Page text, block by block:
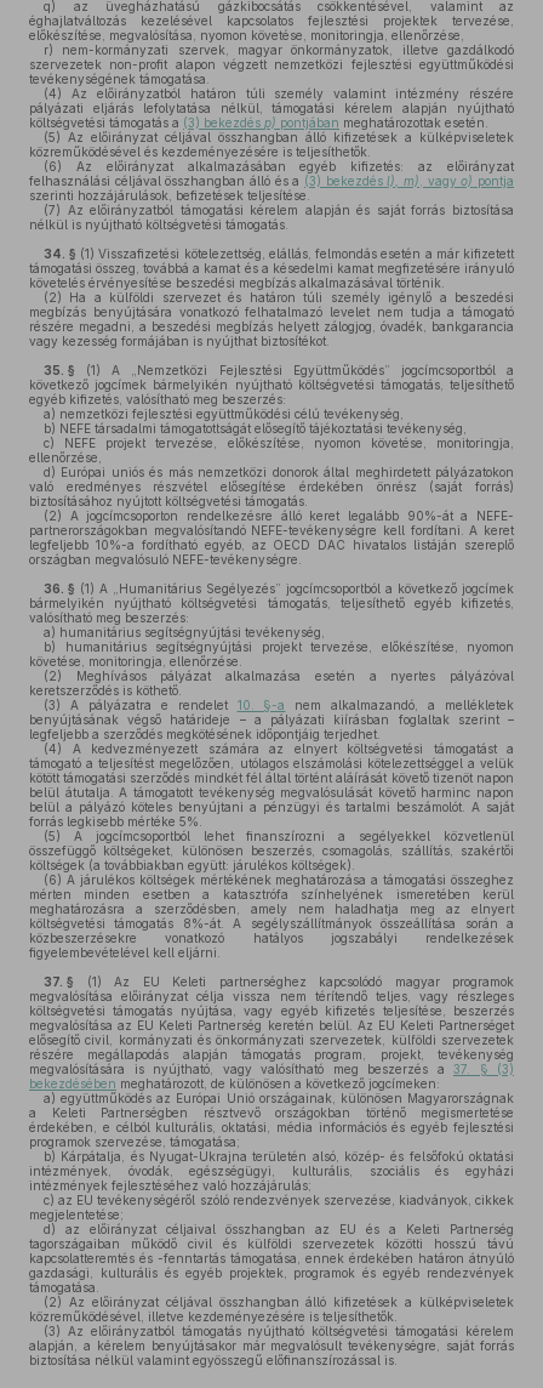
q) az üvegházhatású gázkibocsátás csökkentésével, valamint az
éghajlatváltozás kezelésével kapcsolatos fejlesztési projektek tervezése,
előkészítése, megvalósítása, nyomon követése, monitoringja, ellenőrzése,
r) nem-kormányzati szervek, magyar önkormányzatok, illetve gazdálkodó
szervezetek non-profit alapon végzett nemzetközi fejlesztési együttműködési
tevékenységének támogatása.
(4) Az előirányzatból határon túli személy valamint intézmény részére
pályázati eljárás lefolytatása nélkül, támogatási kérelem alapján nyújtható
költségvetési támogatás a (3) bekezdés p) pontjában meghatározottak esetén.
(5) Az előirányzat céljával összhangban álló kifizetések a külképviseletek
közreműködésével és kezdeményezésére is teljesíthetők.
(6) Az előirányzat alkalmazásában egyéb kifizetés: az előirányzat
felhasználási céljával összhangban álló és a (3) bekezdésl), m) , vagyo) pontja
szerinti hozzájárulások, befizetések teljesítése.
(7) Az előirányzatból támogatási kérelem alapján és saját forrás biztosítása
nélkül is nyújtható költségvetési támogatás.
34. § (1) Visszafizetési kötelezettség, elállás, felmondás esetén a már kifizetett
támogatási összeg, továbbá a kamat és a késedelmi kamat megfizetésére irányuló
követelés érvényesítése beszedési megbízás alkalmazásával történik.
(2) Ha a külföldi szervezet és határon túli személy igénylő a beszedési
megbízás benyújtására vonatkozó felhatalmazó levelet nem tudja a támogató
részére megadni, a beszedési megbízás helyett zálogjog, óvadék, bankgarancia
vagy kezesség formájában is nyújthat biztosítékot.
35. § (1) A „Nemzetközi Fejlesztési Együttműködés” jogcímcsoportból a
következő jogcímek bármelyikén nyújtható költségvetési támogatás, teljesíthető
egyéb kifizetés, valósítható meg beszerzés:
a) nemzetközi fejlesztési együttműködési célú tevékenység,
b) NEFE társadalmi támogatottságát elősegítő tájékoztatási tevékenység,
c) NEFE projekt tervezése, előkészítése, nyomon követése, monitoringja,
ellenőrzése,
d) Európai uniós és más nemzetközi donorok által meghirdetett pályázatokon
való eredményes részvétel elősegítése érdekében önrész (saját forrás)
biztosításához nyújtott költségvetési támogatás.
(2) A jogcímcsoporton rendelkezésre álló keret legalább 90%-át a NEFE-
partnerországokban megvalósítandó NEFE-tevékenységre kell fordítani. A keret
legfeljebb 10%-a fordítható egyéb, az OECD DAC hivatalos listáján szereplő
országban megvalósuló NEFE-tevékenységre.
36. § (1) A „Humanitárius Segélyezés” jogcímcsoportból a következő jogcímek
bármelyikén nyújtható költségvetési támogatás, teljesíthető egyéb kifizetés,
valósítható meg beszerzés:
a) humanitárius segítségnyújtási tevékenység,
b) humanitárius segítségnyújtási projekt tervezése, előkészítése, nyomon
követése, monitoringja, ellenőrzése.
(2) Meghívásos pályázat alkalmazása esetén a nyertes pályázóval
keretszerződés is köthető.
(3) A pályázatra e rendelet 10. §-a
nem alkalmazandó, a mellékletek
benyújtásának végső határideje – a pályázati kiírásban foglaltak szerint –
legfeljebb a szerződés megkötésének időpontjáig terjedhet.
(4) A kedvezményezett számára az elnyert költségvetési támogatást a
támogató a teljesítést megelőzően, utólagos elszámolási kötelezettséggel a velük
kötött támogatási szerződés mindkét fél által történt aláírását követő tizenöt napon
belül átutalja. A támogatott tevékenység megvalósulását követő harminc napon
belül a pályázó köteles benyújtani a pénzügyi és tartalmi beszámolót. A saját
forrás legkisebb mértéke 5%.
(5) A jogcímcsoportból lehet finanszírozni a segélyekkel közvetlenül
összefüggő költségeket, különösen beszerzés, csomagolás, szállítás, szakértői
költségek (a továbbiakban együtt: járulékos költségek).
(6) A járulékos költségek mértékének meghatározása a támogatási összeghez
mérten minden esetben a katasztrófa színhelyének ismeretében kerül
meghatározásra a szerződésben, amely nem haladhatja meg az elnyert
költségvetési támogatás 8%-át. A segélyszállítmányok összeállítása során a
közbeszerzésekre vonatkozó hatályos jogszabályi rendelkezések
figyelembevételével kell eljárni.
37. § (1) Az EU Keleti partnerséghez kapcsolódó magyar programok
megvalósítása előirányzat célja vissza nem térítendő teljes, vagy részleges
költségvetési támogatás nyújtása, vagy egyéb kifizetés teljesítése, beszerzés
megvalósítása az EU Keleti Partnerség keretén belül. Az EU Keleti Partnerséget
elősegítő civil, kormányzati és önkormányzati szervezetek, külföldi szervezetek
részére megállapodás alapján támogatás program, projekt, tevékenység
megvalósítására is nyújtható, vagy valósítható meg beszerzés a 37. § (3)
bekezdésében meghatározott, de különösen a következő jogcímeken:
a) együttműködés az Európai Unió országainak, különösen Magyarországnak
a Keleti Partnerségben résztvevő országokban történő megismertetése
érdekében, e célból kulturális, oktatási, média információs és egyéb fejlesztési
programok szervezése, támogatása;
b) Kárpátalja, és Nyugat-Ukrajna területén alsó, közép- és felsőfokú oktatási
intézmények, óvodák, egészségügyi, kulturális, szociális és egyházi
intézmények fejlesztéséhez való hozzájárulás;
c) az EU tevékenységéről szóló rendezvények szervezése, kiadványok, cikkek
megjelentetése;
d) az előirányzat céljaival összhangban az EU és a Keleti Partnerség
tagországaiban működő civil és külföldi szervezetek közötti hosszú távú
kapcsolatteremtés és -fenntartás támogatása, ennek érdekében határon átnyúló
gazdasági, kulturális és egyéb projektek, programok és egyéb rendezvények
támogatása.
(2) Az előirányzat céljával összhangban álló kifizetések a külképviseletek
közreműködésével, illetve kezdeményezésére is teljesíthetők.
(3) Az előirányzatból támogatás nyújtható költségvetési támogatási kérelem
alapján, a kérelem benyújtásakor már megvalósult tevékenységre, saját forrás
biztosítása nélkül valamint egyösszegű előfinanszírozással is.